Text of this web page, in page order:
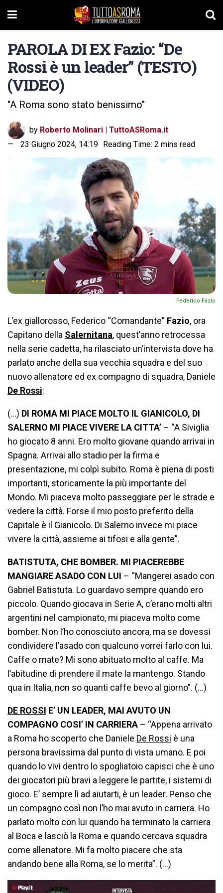
PAROLA DI EX Fazio: “De
Rossi è un leader” (TESTO)
(VIDEO)
"A Roma sono stato benissimo"
by Roberto Molinari | TuttoASRoma.it
23 Giugno 2024, 14:19 Reading Time: 2 mins read
Federico Fazio
L’ex giallorosso, Federico “Comandante” Fazio, ora
Capitano della Salernitana, quest’anno retrocessa
nella serie cadetta, ha rilasciato un’intervista dove ha
parlato anche della sua vecchia squadra e del suo
nuovo allenatore ed ex compagno di squadra, Daniele
De Rossi:
(…) DI ROMA MI PIACE MOLTO IL GIANICOLO, DI
SALERNO MI PIACE VIVERE LA CITTA’ – “A Siviglia
ho giocato 8 anni. Ero molto giovane quando arrivai in
Spagna. Arrivai allo stadio per la firma e
presentazione, mi colpì subito. Roma è piena di posti
importanti, storicamente la più importante del
Mondo. Mi piaceva molto passeggiare per le strade e
vedere la città. Forse il mio posto preferito della
Capitale è il Gianicolo. Di Salerno invece mi piace
vivere la città, assieme ai tifosi e alla gente”.
BATISTUTA, CHE BOMBER. MI PIACEREBBE
MANGIARE ASADO CON LUI – “Mangerei asado con
Gabriel Batistuta. Lo guardavo sempre quando ero
piccolo. Quando giocava in Serie A, c’erano molti altri
argentini nel campionato, mi piaceva molto come
bomber. Non l’ho conosciuto ancora, ma se dovessi
condividere l’asado con qualcuno vorrei farlo con lui.
Caffe o mate? Mi sono abituato molto al caffe. Ma
l’abitudine di prendere il mate la mantengo. Stando
qua in Italia, non so quanti caffe bevo al giorno”. (…)
DE ROSSI E’ UN LEADER, MAI AVUTO UN
COMPAGNO COSI’ IN CARRIERA – “Appena arrivato
a Roma ho scoperto che Daniele De Rossi è una
persona bravissima dal punto di vista umano. E poi
quando lo vivi dentro lo spogliatoio capisci che è uno
dei giocatori più bravi a leggere le partite, i sistemi di
gioco. E’ sempre lì ad aiutarti, è un leader. Penso che
un compagno così non l’ho mai avuto in carriera. Ho
parlato molto con lui quando ha terminato la carriera
al Boca e lasciò la Roma e quando cercava squadra
come allenatore. Mi fa molto piacere che sta
andando bene alla Roma, se lo merita”. (…)